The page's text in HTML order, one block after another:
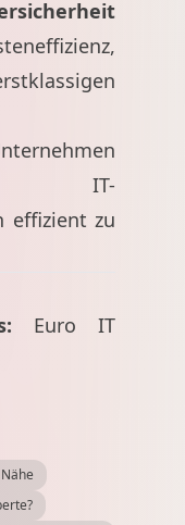
IT-
effizient zu
Euro IT